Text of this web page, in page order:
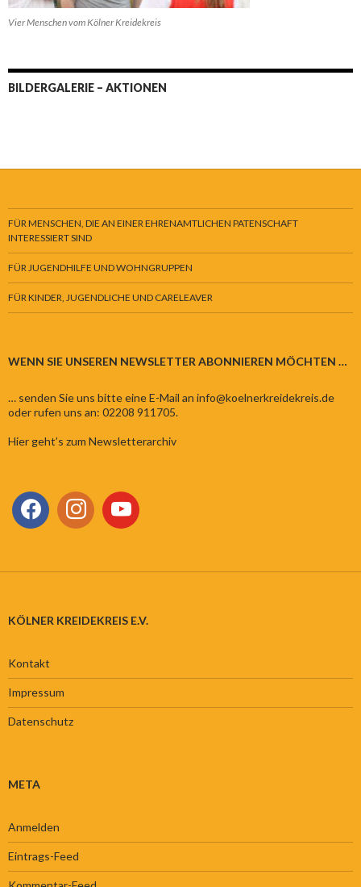
Vier Menschen vom Kölner Kreidekreis
BILDERGALERIE – AKTIONEN
FÜR MENSCHEN, DIE AN EINER EHRENAMTLICHEN PATENSCHAFT
INTERESSIERT SIND
FÜR JUGENDHILFE UND WOHNGRUPPEN
FÜR KINDER, JUGENDLICHE UND CARELEAVER
WENN SIE UNSEREN NEWSLETTER ABONNIEREN MÖCHTEN …
… senden Sie uns bitte eine E-Mail an info@koelnerkreidekreis.de
oder rufen uns an: 02208 911705.
Hier geht’s zum Newsletterarchiv
KÖLNER KREIDEKREIS E.V.
Kontakt
Impressum
Datenschutz
META
Anmelden
Eintrags-Feed